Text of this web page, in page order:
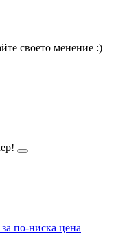
своето менение :)
по-ниска цена